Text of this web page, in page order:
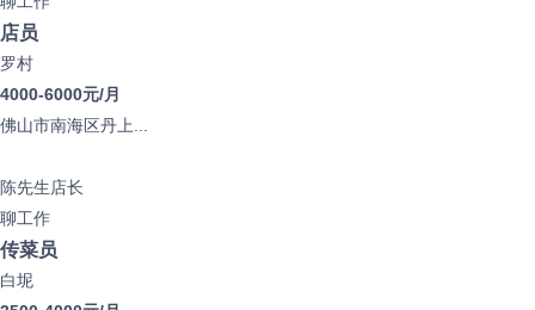
店员
罗村
4000-6000元/月
佛山市南海区丹上...
陈先生店长
聊工作
传菜员
白坭